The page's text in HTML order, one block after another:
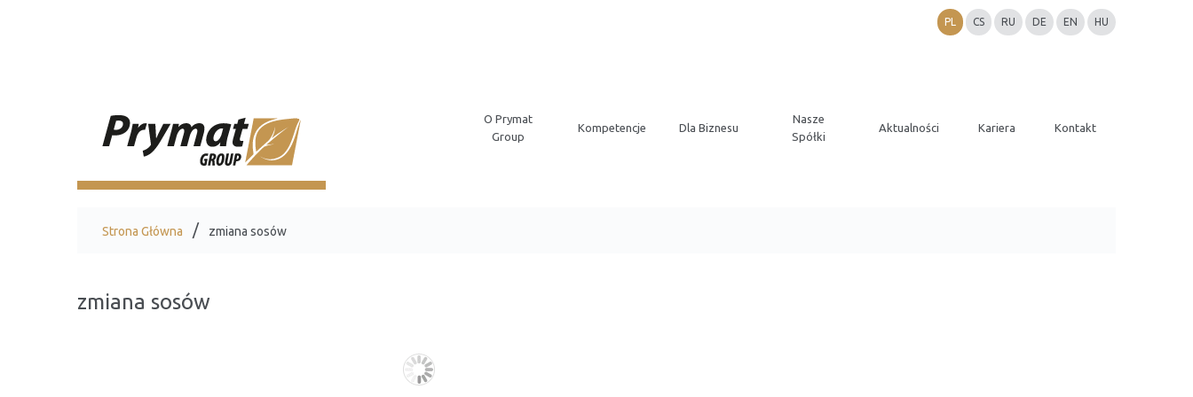
PL CS RU DE EN HU
O Prymat
Group
Kompetencje Dla Biznesu
Nasze
Spółki
Aktualności Kariera Kontakt
Strona Główna zmiana sosów
zmiana sosów